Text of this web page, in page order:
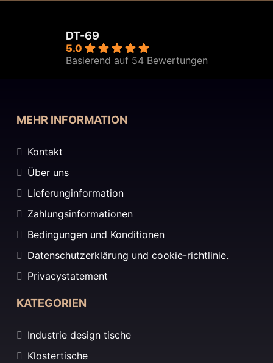
DT-69
5.0
Basierend auf 54 Bewertungen
MEHR INFORMATION
Kontakt
Über uns
Lieferunginformation
Zahlungsinformationen
Bedingungen und Konditionen
Datenschutzerklärung und cookie-richtlinie.
Privacystatement
KATEGORIEN
Industrie design tische
Klostertische